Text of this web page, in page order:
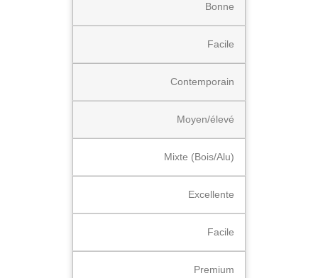
Bonne
Facile
Contemporain
Moyen/élevé
Mixte (Bois/Alu)
Excellente
Facile
Premium